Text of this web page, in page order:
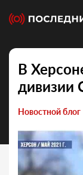
В
дивизии
Новостной блог